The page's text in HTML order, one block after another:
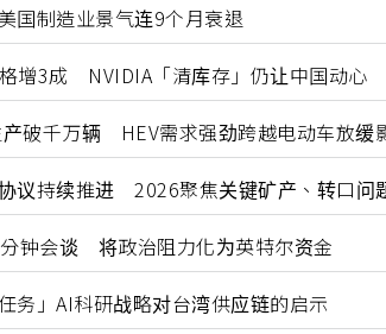
制造业景气连9个月衰退
增3成 NVIDIA「清库存」仍让中国动心
破千万辆 HEV需求强劲跨越电动车放缓
议持续推进 2026聚焦关键矿产、转口问
钟会谈 将政治阻力化为英特尔资金
务」AI科研战略对台湾供应链的启示